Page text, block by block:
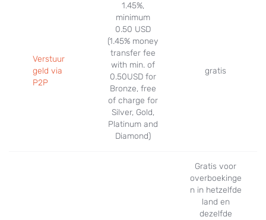
Verstuur
geld via
P2P
1.45%,
minimum
0.50 USD
(1.45% money
transfer fee
with min. of
0.50USD for
Bronze, free
of charge for
Silver, Gold,
Platinum and
Diamond)
gratis
Gratis voor
overboekinge
n in hetzelfde
land en
dezelfde